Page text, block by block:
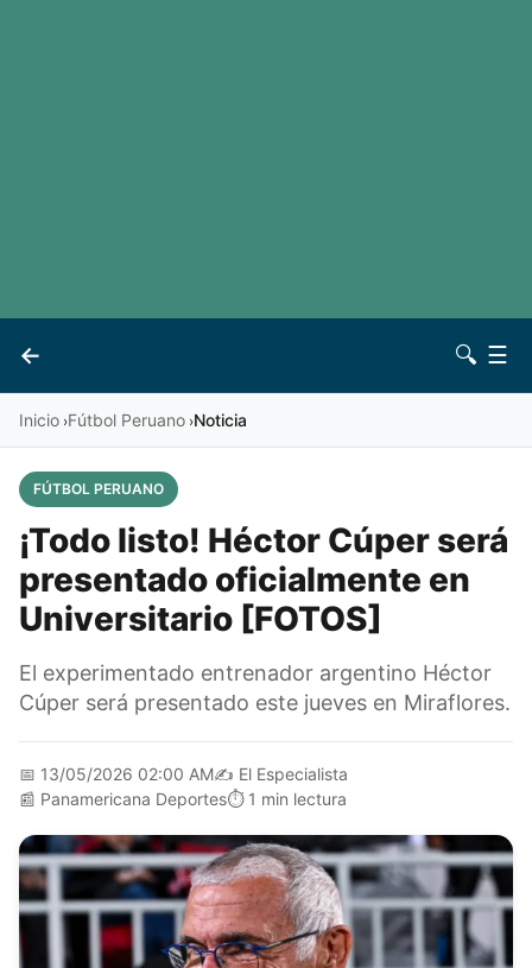
←
Vives 🔍 ☰
Inicio ›Fútbol Peruano ›Noticia
FÚTBOL PERUANO
¡Todo listo! Héctor Cúper será
presentado oficialmente en
Universitario [FOTOS]
El experimentado entrenador argentino Héctor
Cúper será presentado este jueves en Miraflores.
📅 13/05/2026 02:00 AM✍️ El Especialista
📰 Panamericana Deportes⏱️ 1 min lectura